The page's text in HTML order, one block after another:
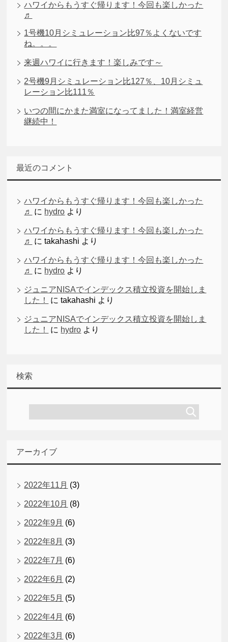
ハワイからもうすぐ帰ります！今回も楽しかった
♬
1号機10月シミュレーション比97％よくないです
ね。。。
来週ハワイに行きます！楽しみです～
2号機9月シミュレーション比127％、10月シミュ
レーション比111％
いつの間にかまた満室になってました！満室経営
継続中！
最近のコメント
ハワイからもうすぐ帰ります！今回も楽しかった
♬
に hydro より
ハワイからもうすぐ帰ります！今回も楽しかった
♬
にtakahashi より
ハワイからもうすぐ帰ります！今回も楽しかった
♬
に hydro より
ジュニアNISAでインデックス積立投資を開始しま
した！
にtakahashi より
ジュニアNISAでインデックス積立投資を開始しま
した！
に hydro より
検索
アーカイブ
2022年11月 (3)
2022年10月 (8)
2022年9月 (6)
2022年8月 (3)
2022年7月 (6)
2022年6月 (2)
2022年5月 (5)
2022年4月 (6)
2022年3月 (6)